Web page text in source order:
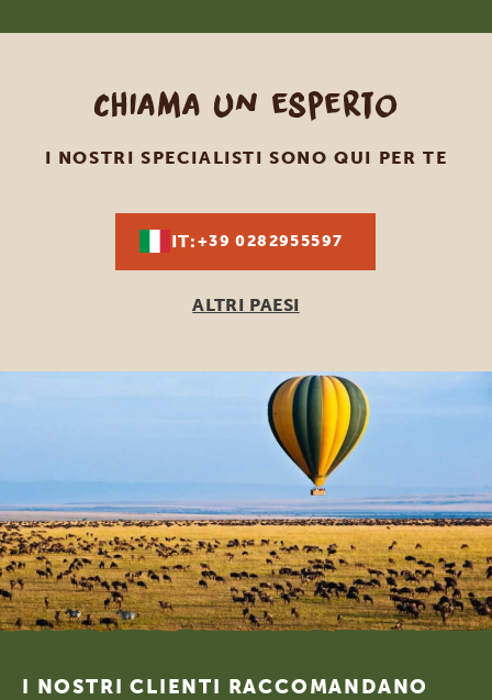
Chiama un esperto
I NOSTRI SPECIALISTI SONO QUI PER TE
IT:+39 0282955597
ALTRI PAESI
Footer
I NOSTRI CLIENTI RACCOMANDANO